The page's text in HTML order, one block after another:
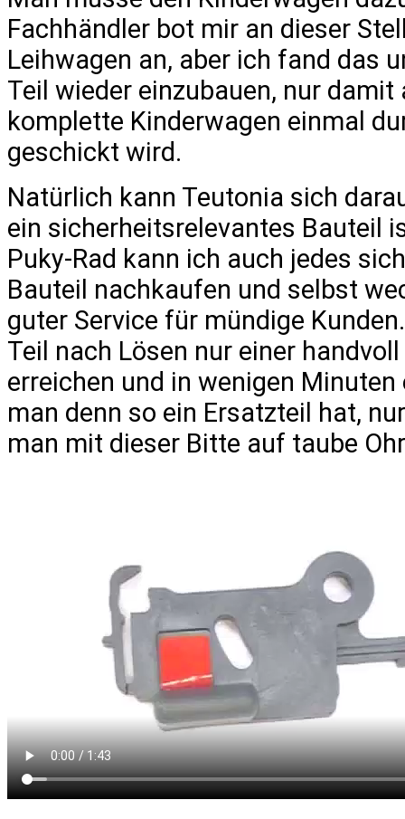
Fachhändler bot mir an dieser
Leihwagen an, aber ich fand das
Teil wieder einzubauen, nur
komplette Kinderwagen einmal
geschickt wird.
Natürlich kann Teutonia sich
ein sicherheitsrelevantes Bauteil
Puky-Rad kann ich auch jedes
Bauteil nachkaufen und selbst
guter Service für mündige
Teil nach Lösen nur einer
erreichen und in wenigen
man denn so ein Ersatzteil hat,
man mit dieser Bitte auf taube